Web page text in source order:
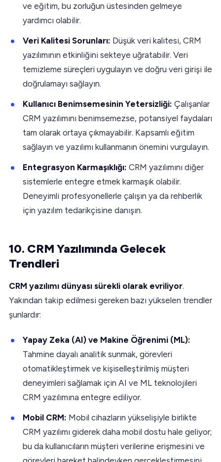
ve eğitim, bu zorluğun üstesinden gelmeye
yardımcı olabilir.
Veri Kalitesi Sorunları: Düşük veri kalitesi, CRM
yazılımının etkinliğini sekteye uğratabilir. Veri
temizleme süreçleri uygulayın ve doğru veri girişi ile
doğrulamayı sağlayın.
Kullanıcı Benimsemesinin Yetersizliği: Çalışanlar
CRM yazılımını benimsemezse, potansiyel faydaları
tam olarak ortaya çıkmayabilir. Kapsamlı eğitim
sağlayın ve yazılımı kullanmanın önemini vurgulayın.
Entegrasyon Karmaşıklığı: CRM yazılımını diğer
sistemlerle entegre etmek karmaşık olabilir.
Deneyimli profesyonellerle çalışın ya da rehberlik
için yazılım tedarikçisine danışın.
10. CRM Yazılımında Gelecek
Trendleri
CRM yazılımı dünyası sürekli olarak evriliyor.
Yakından takip edilmesi gereken bazı yükselen trendler
şunlardır:
Yapay Zeka (AI) ve Makine Öğrenimi (ML):
Tahmine dayalı analitik sunmak, görevleri
otomatikleştirmek ve kişiselleştirilmiş müşteri
deneyimleri sağlamak için AI ve ML teknolojileri
CRM yazılımına entegre ediliyor.
Mobil CRM: Mobil cihazların yükselişiyle birlikte
CRM yazılımı giderek daha mobil dostu hale geliyor;
bu da kullanıcıların müşteri verilerine erişmesini ve